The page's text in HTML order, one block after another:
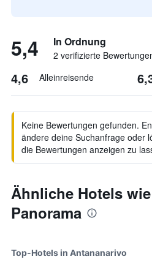
5,4 In Ordnung
2 verifizierte
4,6 Alleinreisende
Keine Bewertungen gefunden.
ändere deine Suchanfrage oder
die Bewertungen anzeigen zu
Ähnliche Hotels
Panorama
Top-Hotels in Antananarivo